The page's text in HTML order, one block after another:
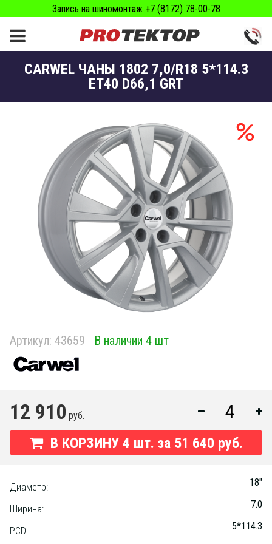
Запись на шиномонтаж +7 (8172) 78-00-78
CARWEL ЧАНЫ 1802 7,0/R18 5*114.3
ET40 D66,1 GRT
Артикул: 43659 В наличии 4 шт
12 910 руб.
В КОРЗИНУ 4 шт. за 51 640 руб.
Диаметр: 18"
Ширина: 7.0
PCD:
5*114.3